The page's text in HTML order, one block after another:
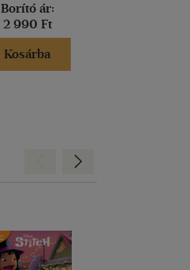
Borító ár:
2 990 Ft
Kosárba
Előre